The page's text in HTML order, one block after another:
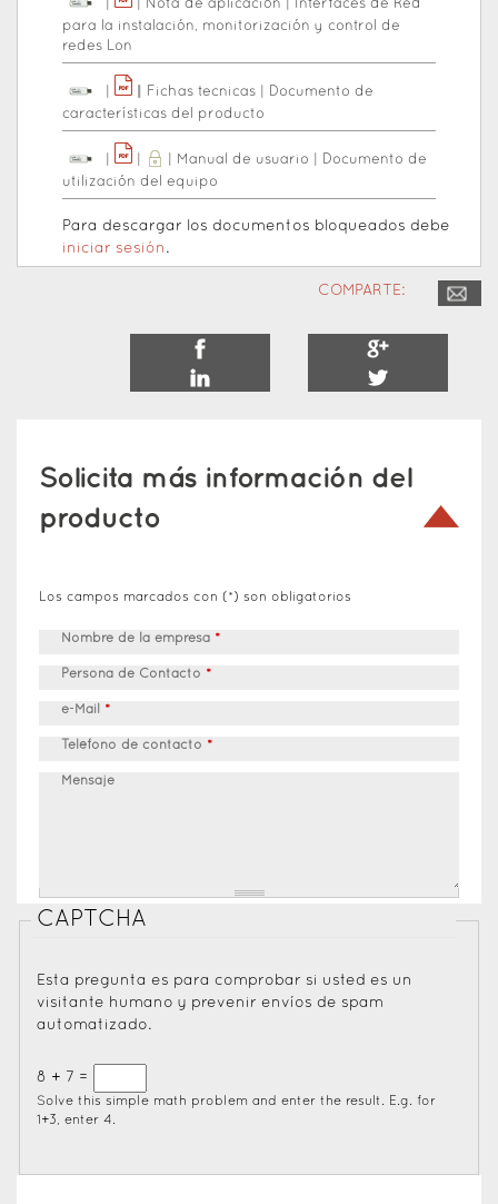
Nota de aplicación
Interfaces de Red
para la instalación, monitorización y control de
redes Lon
Fichas tecnicas
Documento de
características del producto
Manual de usuario
Documento de
utilización del equipo
Para descargar los documentos bloqueados debe
iniciar sesión .
COMPARTE:
Solicita más información del
producto
Los campos marcados con (*) son obligatorios
Nombre de la empresa *
Persona de Contacto *
e-Mail *
Teléfono de contacto *
Mensaje
CAPTCHA
Esta pregunta es para comprobar si usted es un
visitante humano y prevenir envíos de spam
automatizado.
8 + 7 =
Solve this simple math problem and enter the result. E.g. for
1+3, enter 4.